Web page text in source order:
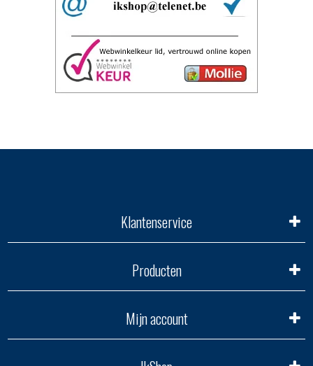
Klantenservice
Producten
Mijn account